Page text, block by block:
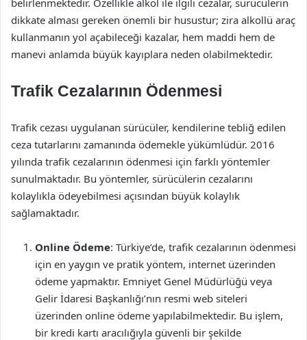
belirlenmektedir. Özellikle alkol ile ilgili cezalar, sürücülerin
dikkate alması gereken önemli bir husustur; zira alkollü araç
kullanmanın yol açabileceği kazalar, hem maddi hem de
manevi anlamda büyük kayıplara neden olabilmektedir.
Trafik Cezalarının Ödenmesi
Trafik cezası uygulanan sürücüler, kendilerine tebliğ edilen
ceza tutarlarını zamanında ödemekle yükümlüdür. 2016
yılında trafik cezalarının ödenmesi için farklı yöntemler
sunulmaktadır. Bu yöntemler, sürücülerin cezalarını
kolaylıkla ödeyebilmesi açısından büyük kolaylık
sağlamaktadır.
Online Ödeme: Türkiye’de, trafik cezalarının ödenmesi
için en yaygın ve pratik yöntem, internet üzerinden
ödeme yapmaktır. Emniyet Genel Müdürlüğü veya
Gelir İdaresi Başkanlığı’nın resmi web siteleri
üzerinden online ödeme yapılabilmektedir. Bu işlem,
bir kredi kartı aracılığıyla güvenli bir şekilde